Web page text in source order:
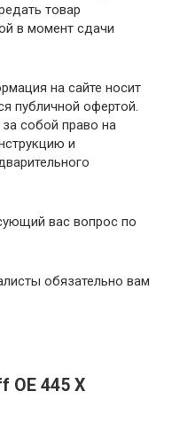
товар
в момент сдачи
на сайте носит
публичной офертой.
собой право на
и
вас вопрос по
обязательно вам
OE 445 X